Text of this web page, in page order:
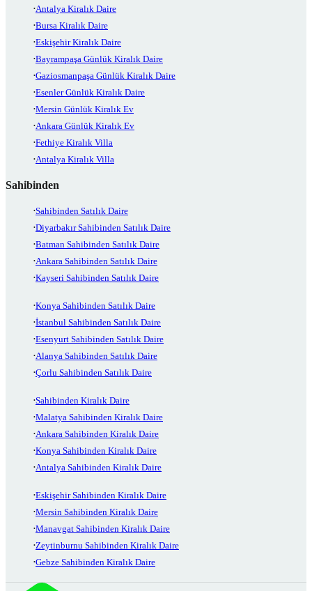
Antalya Kiralık Daire
Bursa Kiralık Daire
Eskişehir Kiralık Daire
Bayrampaşa Günlük Kiralık Daire
Gaziosmanpaşa Günlük Kiralık Daire
Esenler Günlük Kiralık Daire
Mersin Günlük Kiralık Ev
Ankara Günlük Kiralık Ev
Fethiye Kiralık Villa
Antalya Kiralık Villa
Sahibinden
Sahibinden Satılık Daire
Diyarbakır Sahibinden Satılık Daire
Batman Sahibinden Satılık Daire
Ankara Sahibinden Satılık Daire
Kayseri Sahibinden Satılık Daire
Konya Sahibinden Satılık Daire
İstanbul Sahibinden Satılık Daire
Esenyurt Sahibinden Satılık Daire
Alanya Sahibinden Satılık Daire
Çorlu Sahibinden Satılık Daire
Sahibinden Kiralık Daire
Malatya Sahibinden Kiralık Daire
Ankara Sahibinden Kiralık Daire
Konya Sahibinden Kiralık Daire
Antalya Sahibinden Kiralık Daire
Eskişehir Sahibinden Kiralık Daire
Mersin Sahibinden Kiralık Daire
Manavgat Sahibinden Kiralık Daire
Zeytinburnu Sahibinden Kiralık Daire
Gebze Sahibinden Kiralık Daire